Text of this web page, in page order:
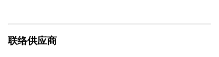
联络供应商